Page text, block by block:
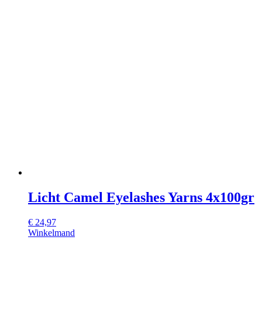
Licht Camel Eyelashes Yarns 4x100gr
€ 24,97
Winkelmand